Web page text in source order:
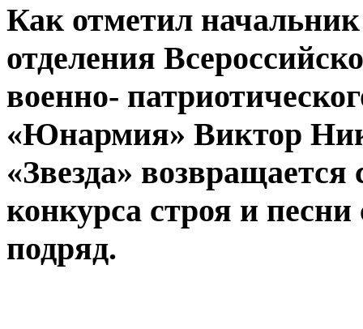
Как отметил
отделения
военно-
«Юнармия» Виктор
«Звезда» возвращается
конкурса строя и
подряд.